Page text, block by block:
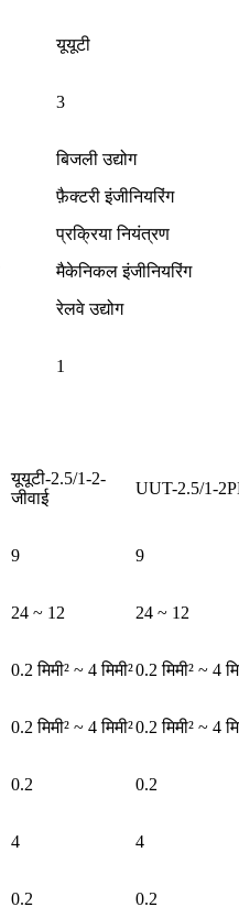
यूयूटी
3
बिजली उद्योग
फ़ैक्टरी इंजीनियरिंग
प्रक्रिया नियंत्रण
मैकेनिकल इंजीनियरिंग
रेलवे उद्योग
1
यूयूटी-2.5/1-2-
जीवाई
UUT-2.5/1-
9 9
24 ~ 12 24 ~ 12
0.2 मिमी² ~ 4 मिमी²0.2 मिमी² ~ 4
0.2 मिमी² ~ 4 मिमी²0.2 मिमी² ~ 4
0.2 0.2
4 4
0.2 0.2